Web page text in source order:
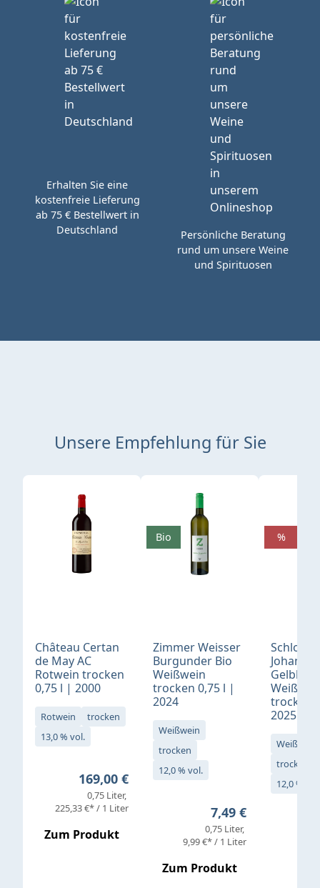
Erhalten Sie eine
kostenfreie Lieferung
ab 75 € Bestellwert in
Deutschland
Persönliche Beratung
rund um unsere Weine
und Spirituosen
Unsere Empfehlung für Sie
Produktgalerie überspringen
Château Certan
de May AC
Rotwein trocken
0,75 l | 2000
Rotwein
trocken
13,0 % vol.
Regulärer Preis:
169,00 €
0,75 Liter
225,33 €* / 1 Liter
Zum Produkt
Zimmer Weisser
Burgunder Bio
Weißwein
trocken 0,75 l |
2024
Weißwein
trocken
12,0 % vol.
Regulärer Preis:
7,49 €
0,75 Liter
9,99 €* / 1 Liter
Zum Produkt
Bio
Schloß
Gelblack
trocken
2025
Weißwein
trocken
12,0 % vol.
%